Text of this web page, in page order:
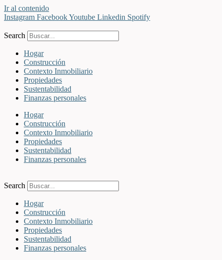
Ir al contenido
Instagram FacebookYoutube Linkedin Spotify
Search
Hogar
Construcción
Contexto Inmobiliario
Propiedades
Sustentabilidad
Finanzas personales
Hogar
Construcción
Contexto Inmobiliario
Propiedades
Sustentabilidad
Finanzas personales
Search
Hogar
Construcción
Contexto Inmobiliario
Propiedades
Sustentabilidad
Finanzas personales